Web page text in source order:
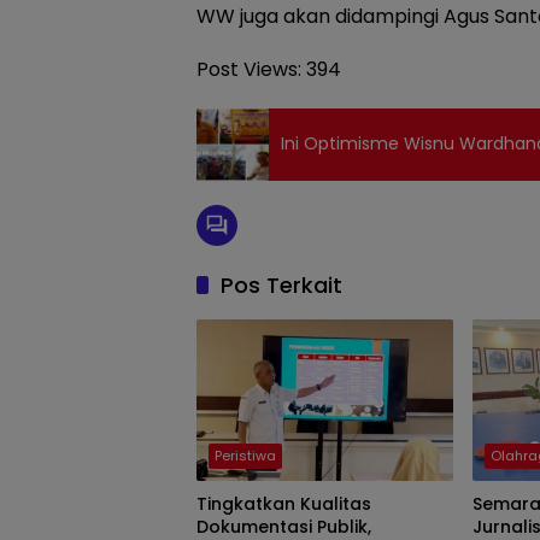
WW juga akan didampingi Agus
Post Views: 394
Ini Optimisme Wisnu
Pos Terkait
Peristiwa
Tingkatkan Kualitas
Dokumentasi Publik,